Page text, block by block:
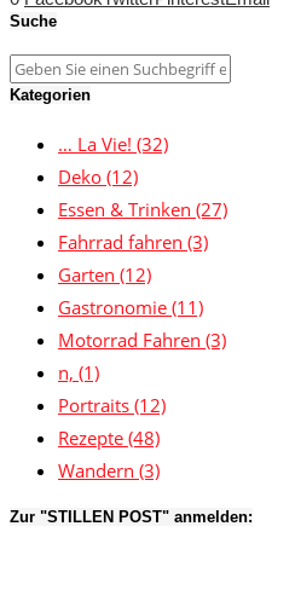
Suche
Kategorien
… La Vie! (32)
Deko (12)
Essen & Trinken (27)
Fahrrad fahren (3)
Garten (12)
Gastronomie (11)
Motorrad Fahren (3)
n, (1)
Portraits (12)
Rezepte (48)
Wandern (3)
Zur "STILLEN POST" anmelden: